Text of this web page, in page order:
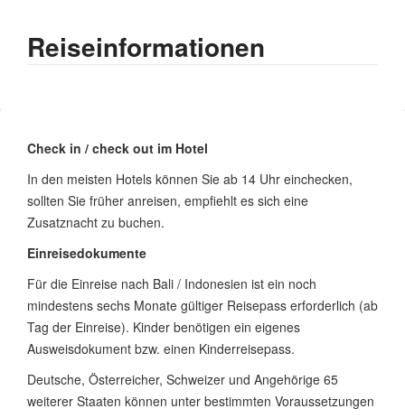
Reiseinformationen
Check in / check out im Hotel
In den meisten Hotels können Sie ab 14 Uhr einchecken,
sollten Sie früher anreisen, empfiehlt es sich eine
Zusatznacht zu buchen.
Einreisedokumente
Für die Einreise nach Bali / Indonesien ist ein noch
mindestens sechs Monate gültiger Reisepass erforderlich (ab
Tag der Einreise). Kinder benötigen ein eigenes
Ausweisdokument bzw. einen Kinderreisepass.
Deutsche, Österreicher, Schweizer und Angehörige 65
weiterer Staaten können unter bestimmten Voraussetzungen